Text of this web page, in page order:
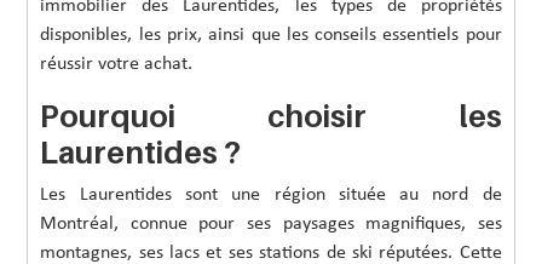
immobilier des Laurentides, les types de propriétés
disponibles, les prix, ainsi que les conseils essentiels pour
réussir votre achat.
Pourquoi choisir les
Laurentides ?
Les Laurentides sont une région située au nord de
Montréal, connue pour ses paysages magnifiques, ses
montagnes, ses lacs et ses stations de ski réputées. Cette